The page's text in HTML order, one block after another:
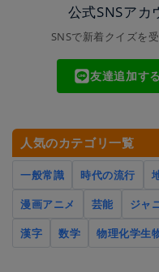
公式SNSアカ
SNSで新着クイズを
友達追加する
人気のカテゴリ一覧
一般常識 時代の流行
漫画アニメ
芸能 ジャ
漢字
数学 物理化学生